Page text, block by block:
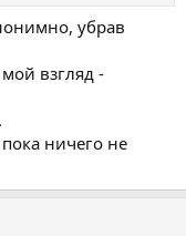
убрав
взгляд -
ничего не